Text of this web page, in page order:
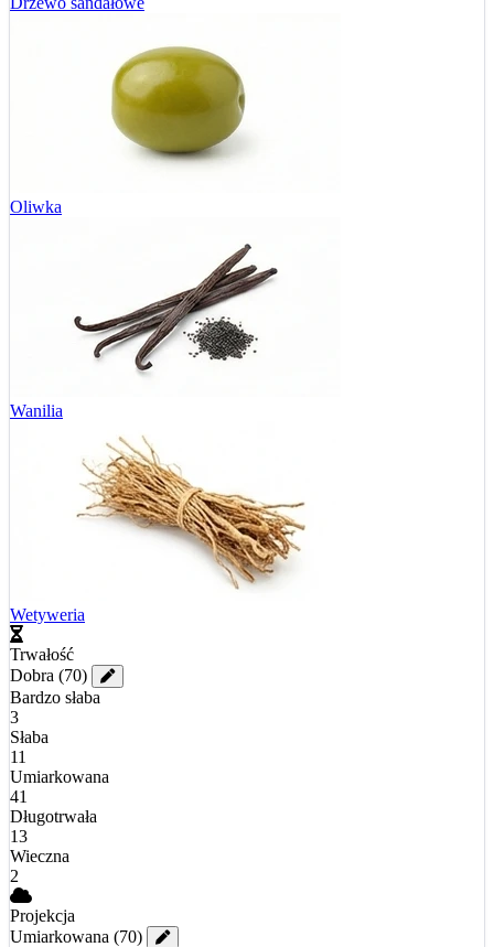
Oliwka
Wanilia
Wetyweria
Trwałość
Dobra (70)
Bardzo słaba
3
Słaba
11
Umiarkowana
41
Długotrwała
13
Wieczna
2
Projekcja
Umiarkowana (70)